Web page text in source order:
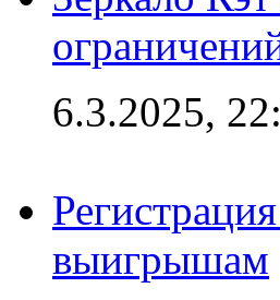
6.3.2025,
выигрышам